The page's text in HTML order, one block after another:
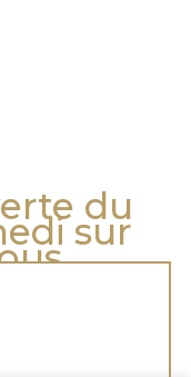
du
sur